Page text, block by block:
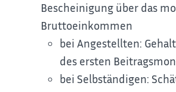
Bescheinigung über das
Bruttoeinkommen
bei Angestellten:
des ersten
bei Selbständigen: